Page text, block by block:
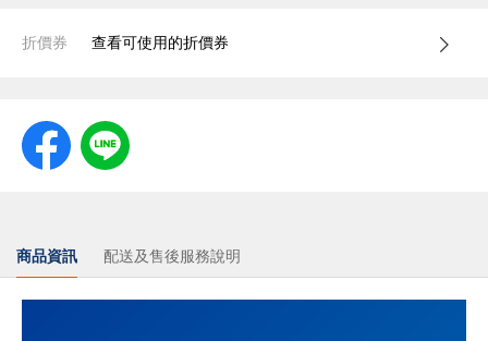
折價券 查看可使用的折價券
商品資訊 配送及售後服務說明